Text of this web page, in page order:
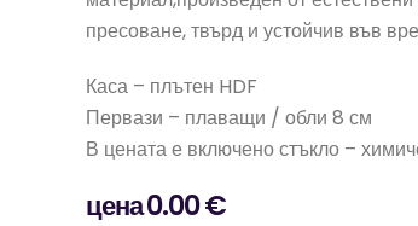
пресоване, твърд и устойчив във
Каса – плътен HDF
Первази – плаващи / обли 8 см
В цената е включено стъкло –
цена 0.00 €